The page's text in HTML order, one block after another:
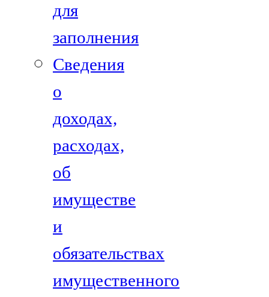
для
заполнения
Сведения
о
доходах,
расходах,
об
имуществе
и
обязательствах
имущественного